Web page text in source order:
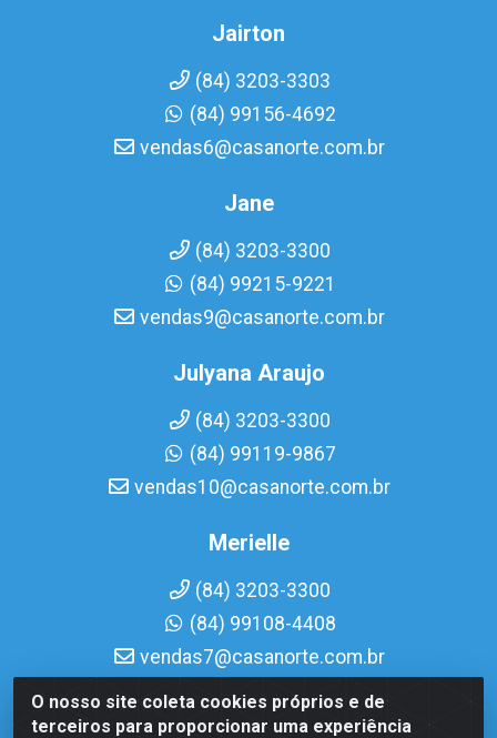
O nosso site coleta cookies próprios e de
terceiros para proporcionar uma experiência
Jairton
(84) 3203-3303
(84) 99156-4692
vendas6@casanorte.com.br
Jane
(84) 3203-3300
(84) 99215-9221
vendas9@casanorte.com.br
Julyana Araujo
(84) 3203-3300
(84) 99119-9867
vendas10@casanorte.com.br
Merielle
(84) 3203-3300
(84) 99108-4408
vendas7@casanorte.com.br
Casa Norte LTDA - Av. Interventor Mário Câmara, 1815 -